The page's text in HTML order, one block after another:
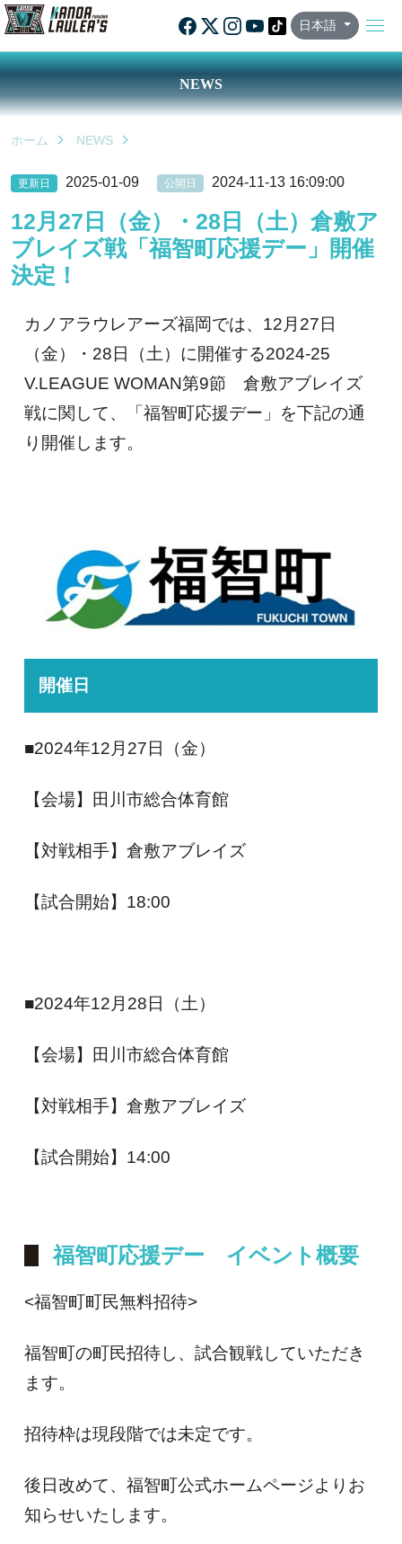
日本語
NEWS
ホーム NEWS
更新日 2025-01-09 公開日 2024-11-13 16:09:00
12月27日（金）・28日（土）倉敷ア
ブレイズ戦「福智町応援デー」開催
決定！
カノアラウレアーズ福岡では、12月27日
（金）・28日（土）に開催する2024-25
V.LEAGUE WOMAN第9節 倉敷アブレイズ
戦に関して、「福智町応援デー」を下記の通
り開催します。
開催日
■2024年12月27日（金）
【会場】田川市総合体育館
【対戦相手】倉敷アブレイズ
【試合開始】18:00
■2024年12月28日（土）
【会場】田川市総合体育館
【対戦相手】倉敷アブレイズ
【試合開始】14:00
福智町応援デー イベント概要
<福智町町民無料招待>
福智町の町民招待し、試合観戦していただき
ます。
招待枠は現段階では未定です。
後日改めて、福智町公式ホームページよりお
知らせいたします。